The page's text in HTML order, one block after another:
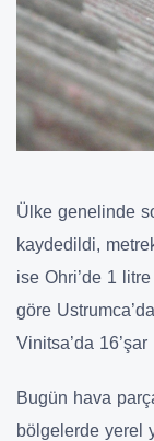
Ülke genelinde
kaydedildi,
ise Ohri’de 1
göre
Vinitsa’da
Bugün hava
bölgelerde yerel